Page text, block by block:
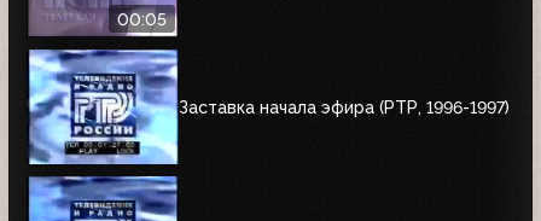
00:05
Заставка начала эфира (РТР, 1996-1997)